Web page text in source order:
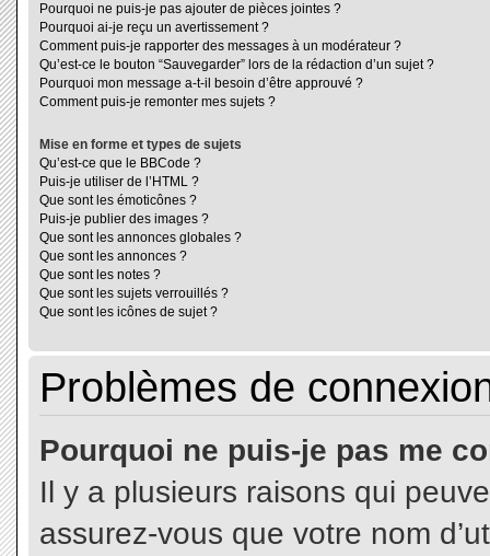
Pourquoi ne puis-je pas ajouter de pièces jointes ?
Pourquoi ai-je reçu un avertissement ?
Comment puis-je rapporter des messages à un modérateur ?
Qu’est-ce le bouton “Sauvegarder” lors de la rédaction d’un sujet ?
Pourquoi mon message a-t-il besoin d’être approuvé ?
Comment puis-je remonter mes sujets ?
Mise en forme et types de sujets
Qu’est-ce que le BBCode ?
Puis-je utiliser de l’HTML ?
Que sont les émoticônes ?
Puis-je publier des images ?
Que sont les annonces globales ?
Que sont les annonces ?
Que sont les notes ?
Que sont les sujets verrouillés ?
Que sont les icônes de sujet ?
Problèmes de
Pourquoi ne puis-je pas me
Il y a plusieurs raisons qui
assurez-vous que votre nom